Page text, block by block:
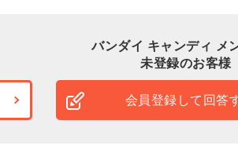
バンダイ キャンディ メ
未登録のお客様
会員登録して回答